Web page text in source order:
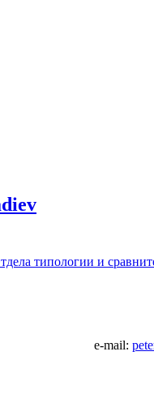
типологии и
e-mail: